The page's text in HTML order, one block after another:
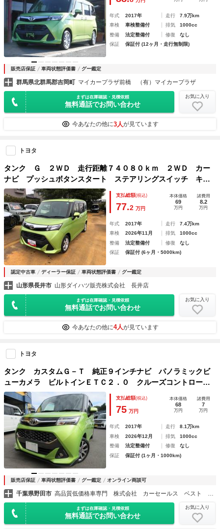
年式 2017年 走行
7.9万km
車検
車検整備付 排気
1000cc
整備
法定整備付 修復
なし
保証
保証付 (12ヶ月・走行無制限)
販売店保証 車両状態評価書 グー鑑定
群馬県北群馬郡吉岡町 マイカープラザ前橋 （有）マイカープラザ
まずは在庫確認・見積依頼
無料通話でお問い合わせ
お気に入り
今あなたの他に3人が見ています
トヨタ
タンク Ｇ ２ＷＤ 走行距離７４０８０ｋｍ ２ＷＤ カー
ナビ プッシュボタンスタート ステアリングスイッチ キー
フリーシステム 両側パワースライドドア オートエアコン
支払総額(税込)
77.2 万円
本体価格
69
万円
諸費用
8.2
万円
年式 2017年 走行
7.4万km
車検
2026年11月 排気
1000cc
整備
法定整備付 修復
なし
保証
保証付 (6ヶ月・5000km)
認定中古車 ディーラー保証 車両状態評価書 グー鑑定
山形県長井市 山形ダイハツ販売株式会社 長井店
まずは在庫確認・見積依頼
無料通話でお問い合わせ
お気に入り
今あなたの他に4人が見ています
トヨタ
タンク カスタムＧ－Ｔ 純正９インチナビ パノラミックビ
ューカメラ ビルトインＥＴＣ２．０ クルーズコントロー
ル 両側Ｐライドドア シートヒーター シートバックテーブ
ル ＬＥＤライト フォグランプ Ｐスタート スマートキー
支払総額(税込)
75 万円
本体価格
68
万円
諸費用
7
万円
年式 2017年 走行
8.1万km
車検
2026年12月 排気
1000cc
整備
法定整備付 修復
なし
保証
保証付 (1ヶ月・1000km)
販売店保証 車両状態評価書 グー鑑定 オンライン商談可
千葉県野田市
まずは在庫確認・見積依頼
無料通話でお問い合わせ
お気に入り